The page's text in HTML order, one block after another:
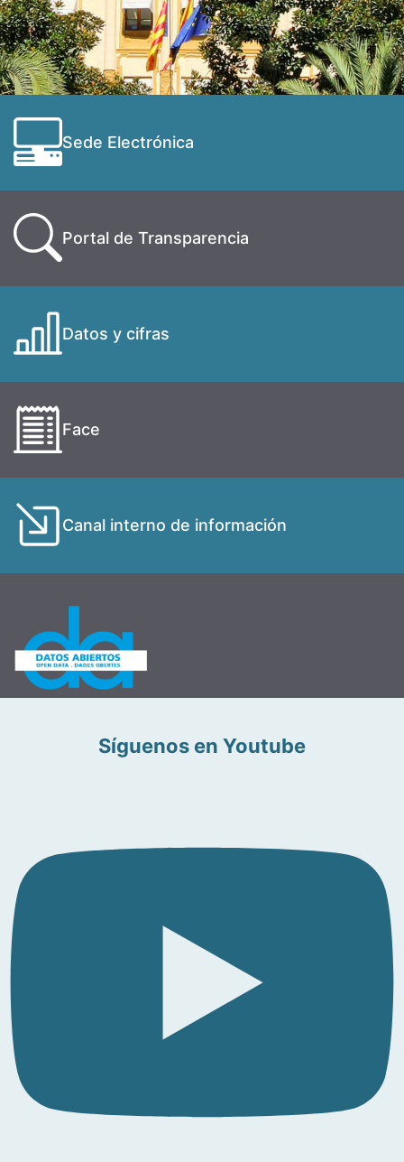
Sede Electrónica
Portal de Transparencia
Datos y cifras
Face
Canal interno de información
Síguenos en Youtube